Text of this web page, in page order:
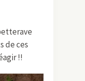
de ces
!!